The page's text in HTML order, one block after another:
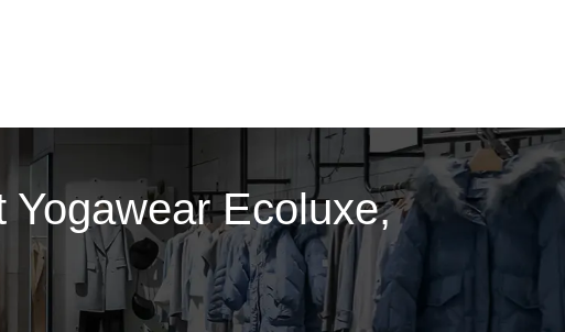
Ecoluxe,